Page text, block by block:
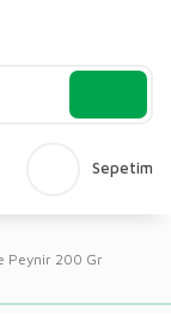
Sepetim
Peynir 200 Gr